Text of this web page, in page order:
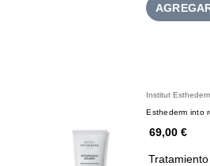
Institut
Esthederm into
69,00 €